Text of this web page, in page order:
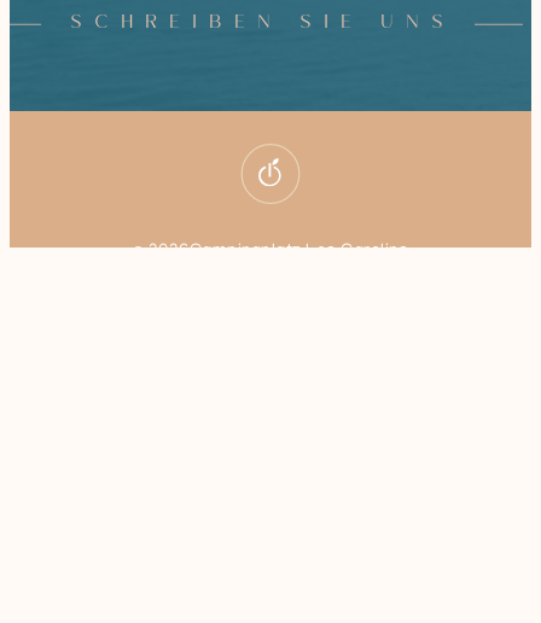
SCHREIBEN SIE UNS
© 2026Campingplatz Les Carolins